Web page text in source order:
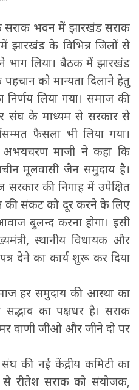
सराक भवन में झारखंड सराक
झारखंड के विभिन्न जिलों से
भाग लिया। बैठक में झारखंड
को मान्यता दिलाने हेतु
निर्णय लिया गया। समाज की
संघ के माध्यम से सरकार से
फैसला भी लिया गया।
माजी ने कहा कि
मूलवासी जैन समुदाय है।
की निगाह में उपेक्षित
की संकट को दूर करने के लिए
बुलन्द करना होगा। इसी
स्थानीय विधायक और
देने का कार्य शुरू कर दिया
हर समुदाय की आस्था का
का पक्षधर है। सराक
वाणी जीओ और जीने दो पर
की नई केंद्रीय कमिटी का
से रीतेश सराक को संयोजक,